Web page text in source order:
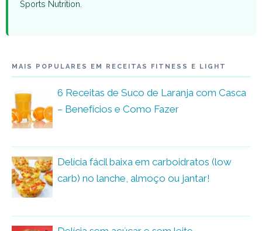
Sports Nutrition.
MAIS POPULARES EM RECEITAS FITNESS E LIGHT
6 Receitas de Suco de Laranja com Casca
– Benefícios e Como Fazer
Delícia fácil baixa em carboidratos (low
carb) no lanche, almoço ou jantar!